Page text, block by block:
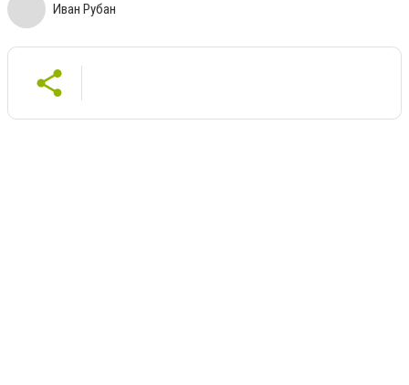
Иван Рубан